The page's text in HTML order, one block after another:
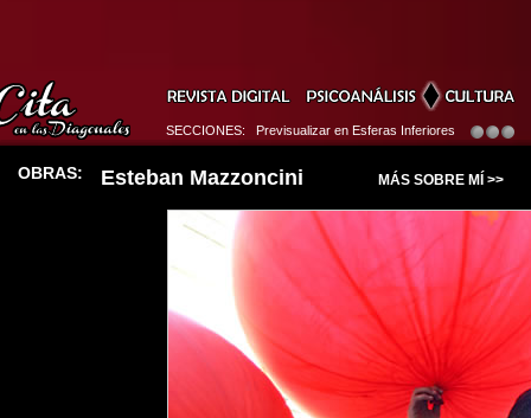
SECCIONES: Previsualizar en Esferas Inferiores
OBRAS: Esteban Mazzoncini MÁS SOBRE MÍ >>